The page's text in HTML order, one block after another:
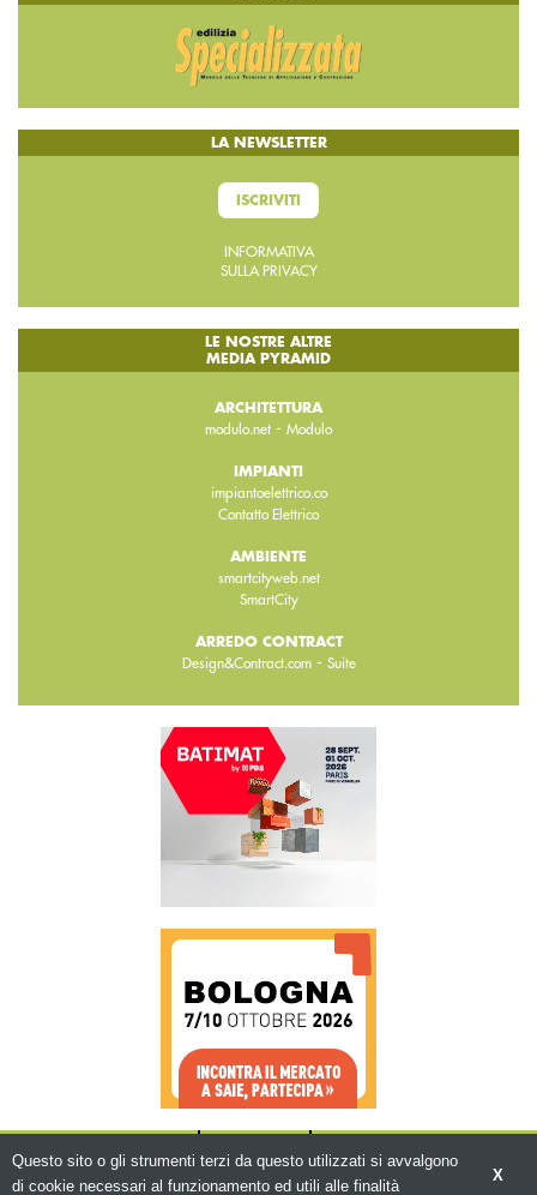
LA NEWSLETTER
ISCRIVITI
INFORMATIVA
SULLA PRIVACY
LE NOSTRE ALTRE
MEDIA PYRAMID
ARCHITETTURA
modulo.net - Modulo
IMPIANTI
impiantoelettrico.co
Contatto Elettrico
AMBIENTE
smartcityweb.net
SmartCity
ARREDO CONTRACT
Design&Contract.com- Suite
X
Questo sito o gli strumenti terzi da questo utilizzati si avvalgono
di cookie necessari al funzionamento ed utili alle finalità